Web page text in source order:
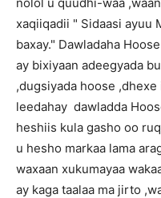
xaqiiqadii " Sidaasi ayuu
baxay." Dawladaha
ay bixiyaan adeegyada
,dugsiyada hoose ,dhexe
leedahay dawladda
heshiis kula gasho oo
u hesho markaa lama
waxaan xukumayaa
ay kaga taalaa ma jirto